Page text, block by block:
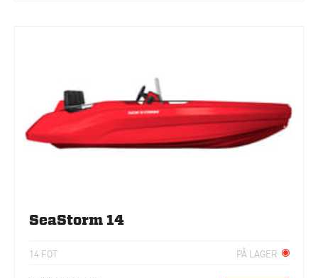
SeaStorm 14
14 FOT PÅ LAGER